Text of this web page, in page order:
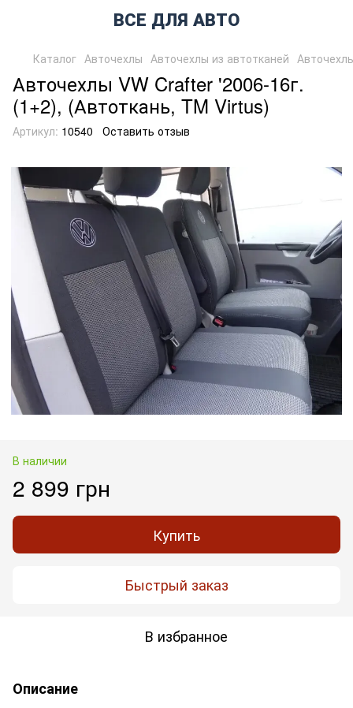
ВСЕ ДЛЯ АВТО
Каталог Авточехлы Авточехлы из автотканей
Авточехлы VW Crafter '2006-16г.
(1+2), (Автоткань, TM Virtus)
Артикул: 10540 Оставить отзыв
В наличии
2 899 грн
Купить
Быстрый заказ
В избранное
Описание